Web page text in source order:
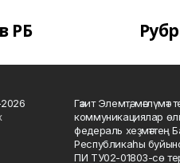
РБ
Гәзит Элемтә,
коммуникациялар
федераль хеҙмәттең
Республикаһы
ПИ ТУ02-01803-сө